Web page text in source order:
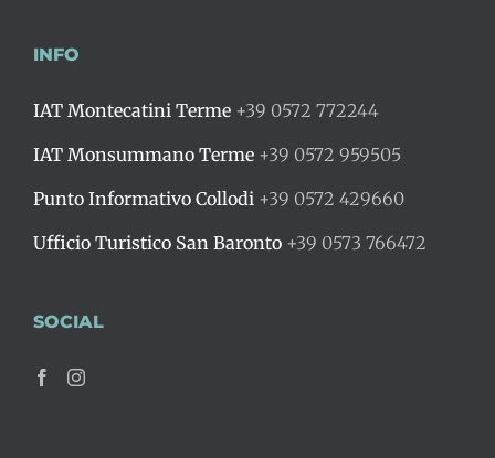
INFO
IAT Montecatini Terme +39 0572 772244
IAT Monsummano Terme +39 0572 959505
Punto Informativo Collodi +39 0572 429660
Ufficio Turistico San Baronto +39 0573 766472
SOCIAL